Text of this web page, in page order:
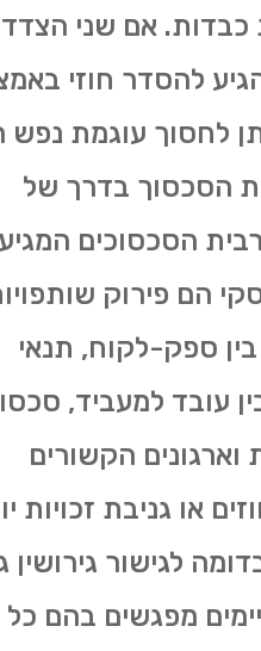
כבדות. אם שני
להסדר חוזי
לחסוך עוגמת נפש
הסכסוך בדרך של
הסכסוכים
הם פירוק
ספק-לקוח, תנאי
עובד למעביד,
וארגונים הקשורים
או גניבת זכויות
לגישור גירושין
מפגשים בהם